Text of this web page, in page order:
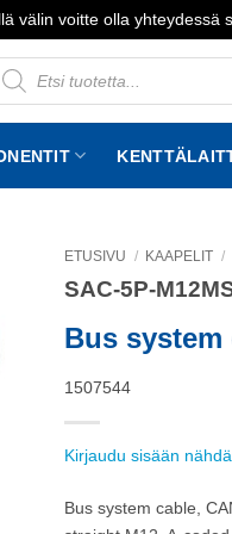
välin voitte olla
ETUSIVU / KAAPELIT /
SAC-5P-
Bus system
1507544
Kirjaudu sisään
Bus system cable,